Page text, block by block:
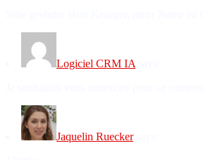
Logiciel CRM IA
Jaquelin Rueckersays: